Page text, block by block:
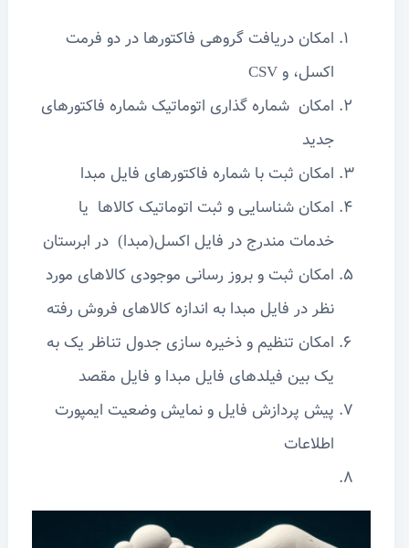
امکان دریافت گروهی فاکتورها در دو فرمت
اکسل، و CSV
امکان شماره گذاری اتوماتیک شماره فاکتورهای
جدید
امکان ثبت با شماره فاکتورهای فایل مبدا
امکان شناسایی و ثبت اتوماتیک کالاها یا
خدمات مندرج در فایل اکسل(مبدا) در ابرستان
امکان ثبت و بروز رسانی موجودی کالاهای مورد
نظر در فایل مبدا به اندازه کالاهای فروش رفته
امکان تنظیم و ذخیره سازی جدول تناظر یک به
یک بین فیلدهای فایل مبدا و فایل مقصد
پیش پردازش فایل و نمایش وضعیت ایمپورت
اطلاعات